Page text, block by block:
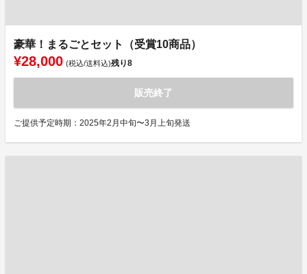
豪華！まるごとセット（受賞10商品）
¥28,000 (税込/送料込)残り8
販売終了
ご提供予定時期：2025年2月中旬〜3月上旬発送